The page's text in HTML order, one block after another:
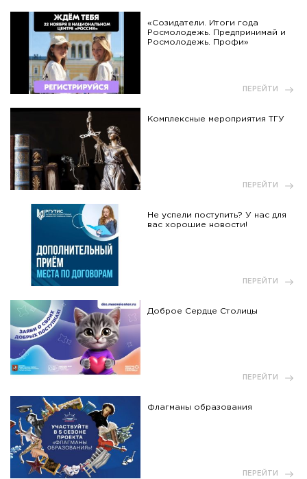
«Созидатели. Итоги года
Росмолодежь. Предпринимай и
Росмолодежь. Профи»
ПЕРЕЙТИ
Комплексные мероприятия ТГУ
ПЕРЕЙТИ
Не успели поступить? У нас для
вас хорошие новости!
ПЕРЕЙТИ
Доброе Сердце Столицы
ПЕРЕЙТИ
Флагманы образования
ПЕРЕЙТИ